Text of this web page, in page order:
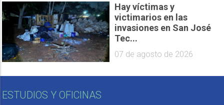
Hay víctimas y
victimarios en las
invasiones en San José
Tec...
07 de agosto de 2026
ESTUDIOS Y OFICINAS